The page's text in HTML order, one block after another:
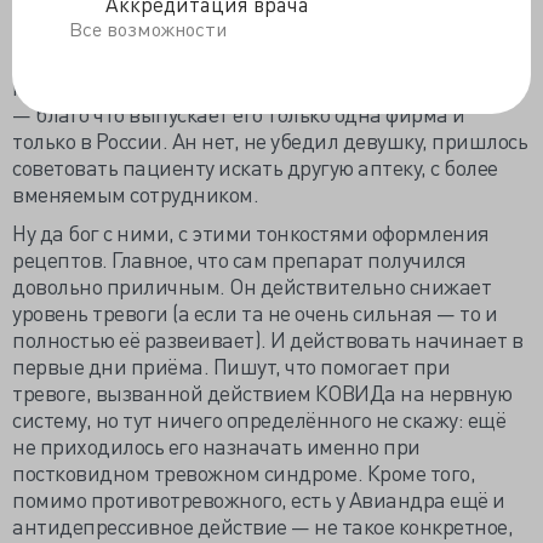
Все возможности
И если внимательно прочитать закон,
полное право выписать его по фирменному названию
— благо что выпускает его только одна фирма и
только в России. Ан нет, не убедил девушку, пришлось
советовать пациенту искать другую аптеку, с более
вменяемым сотрудником.
Ну да бог с ними, с этими тонкостями оформления
рецептов. Главное, что сам препарат получился
довольно приличным. Он действительно снижает
уровень тревоги (а если та не очень сильная — то и
полностью её развеивает). И действовать начинает в
первые дни приёма. Пишут, что помогает при
тревоге, вызванной действием КОВИДа на нервную
систему, но тут ничего определённого не скажу: ещё
не приходилось его назначать именно при
постковидном тревожном синдроме. Кроме того,
помимо противотревожного, есть у Авиандра ещё и
антидепрессивное действие — не такое конкретное,